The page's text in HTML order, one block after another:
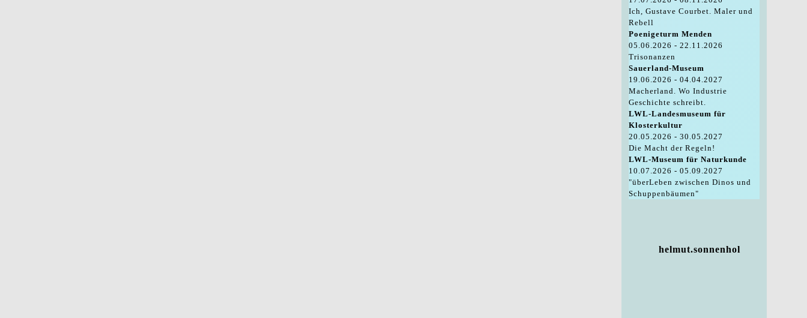
Ich, Gustave Courbet. Maler und
Rebell
Poenigeturm Menden
05.06.2026 - 22.11.2026
Trisonanzen
Sauerland-Museum
19.06.2026 - 04.04.2027
Macherland. Wo Industrie
Geschichte schreibt.
LWL-Landesmuseum für
Klosterkultur
20.05.2026 - 30.05.2027
Die Macht der Regeln!
LWL-Museum für Naturkunde
10.07.2026 - 05.09.2027
"überLeben zwischen Dinos und
Schuppenbäumen"
helmut.sonnenhol